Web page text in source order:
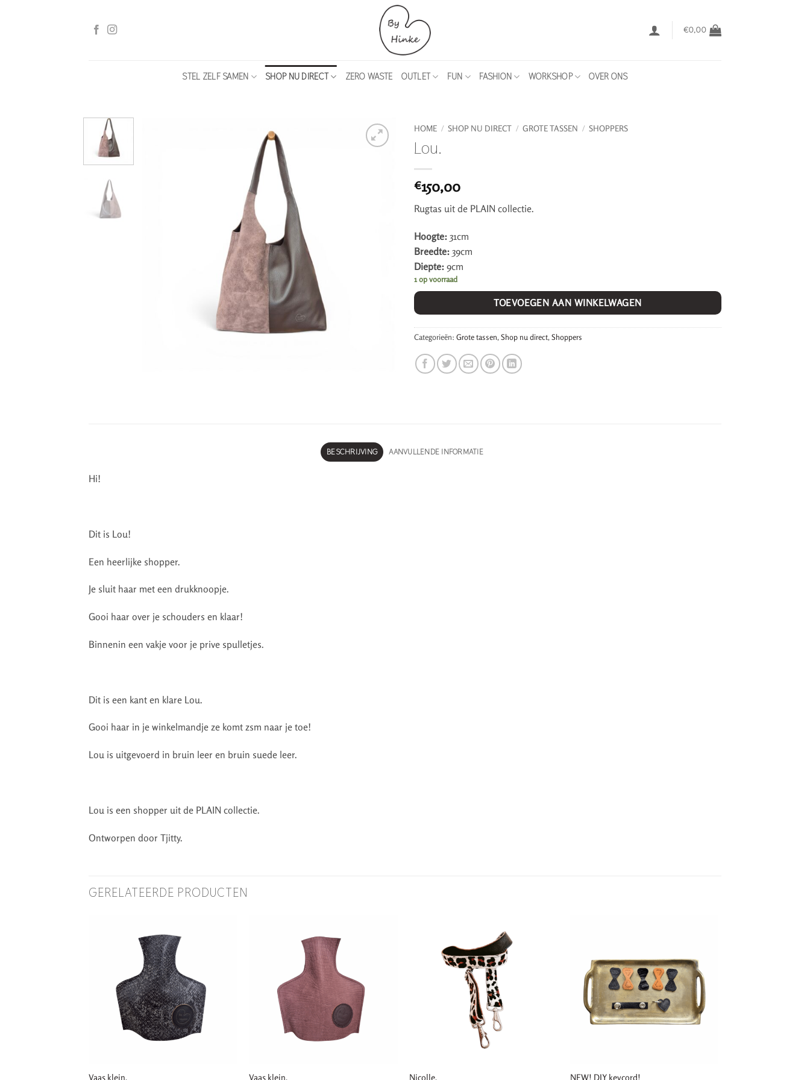
€0,00
STEL ZELF SAMEN SHOP NU DIRECT ZERO WASTE OUTLET FUN FASHION WORKSHOP OVER ONS
HOME / SHOP NU DIRECT / GROTE TASSEN / SHOPPERS
Lou.
€150,00
Rugtas uit de PLAIN collectie.
Hoogte: 31cm
Breedte: 39cm
Diepte: 9cm
1 op voorraad
TOEVOEGEN AAN WINKELWAGEN
Categorieën: Grote tassen, Shop nu direct, Shoppers
BESCHRIJVING AANVULLENDE INFORMATIE
Hi!
Dit is Lou!
Een heerlijke shopper.
Je sluit haar met een drukknoopje.
Gooi haar over je schouders en klaar!
Binnenin een vakje voor je prive spulletjes.
Dit is een kant en klare Lou.
Gooi haar in je winkelmandje ze komt zsm naar je toe!
Lou is uitgevoerd in bruin leer en bruin suede leer.
Lou is een shopper uit de PLAIN collectie.
Ontworpen door Tjitty.
GERELATEERDE PRODUCTEN
Vaas klein. Vaas klein. Nicolle. NEW! DIY keycord!